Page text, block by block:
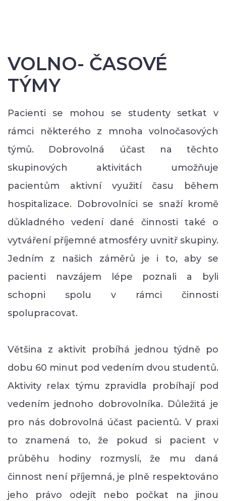
VOLNO- ČASOVÉ
TÝMY
Pacienti se mohou se studenty setkat v
rámci některého z mnoha volnočasových
týmů. Dobrovolná účast na těchto
skupinových aktivitách umožňuje
pacientům aktivní využití času během
hospitalizace. Dobrovolníci se snaží kromě
důkladného vedení dané činnosti také o
vytváření příjemné atmosféry uvnitř skupiny.
Jedním z našich záměrů je i to, aby se
pacienti navzájem lépe poznali a byli
schopni spolu v rámci činnosti
spolupracovat.
Většina z aktivit probíhá jednou týdně po
dobu 60 minut pod vedením dvou studentů.
Aktivity relax týmu zpravidla probíhají pod
vedením jednoho dobrovolníka. Důležitá je
pro nás dobrovolná účast pacientů. V praxi
to znamená to, že pokud si pacient v
průběhu hodiny rozmyslí, že mu daná
činnost není příjemná, je plně respektováno
jeho právo odejít nebo počkat na jinou